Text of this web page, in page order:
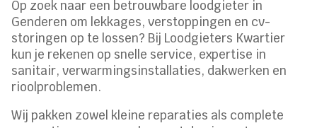
Op zoek naar een betrouwbare loodgieter in
Genderen om lekkages, verstoppingen en cv-
storingen op te lossen? Bij Loodgieters Kwartier
kun je rekenen op snelle service, expertise in
sanitair, verwarmingsinstallaties, dakwerken en
rioolproblemen.
Wij pakken zowel kleine reparaties als complete